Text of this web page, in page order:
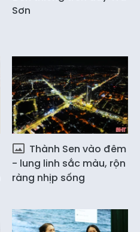
Sơn
Thành Sen vào đêm
- lung linh sắc màu, rộn
ràng nhịp sống